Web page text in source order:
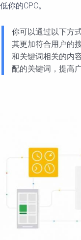
低你的CPC。
你可以通过以下方
其更加符合用户的
和关键词相关的内
配的关键词，提高